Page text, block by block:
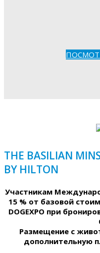
THE BASILIAN
BY HILTON
Участникам
15 % от базовой
DOGEXPO при
Размещение с
дополнительную